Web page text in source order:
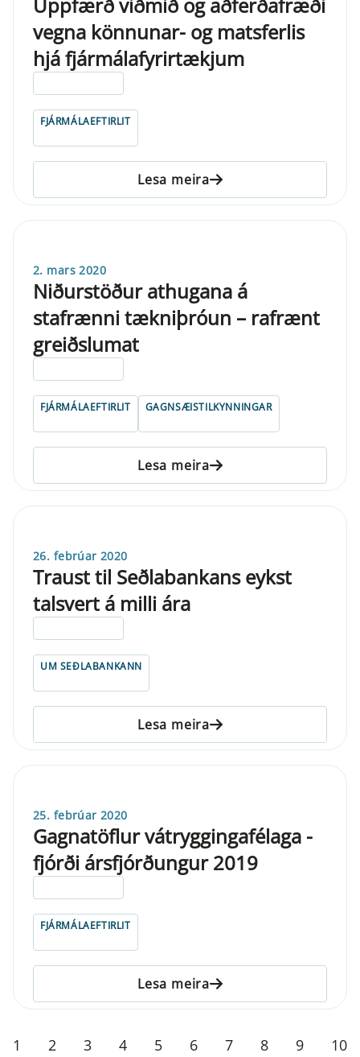
vegna könnunar- og matsferlis
hjá fjármálafyrirtækjum
FJÁRMÁLAEFTIRLIT
Lesa meira
2. mars 2020
Niðurstöður athugana á
stafrænni tækniþróun – rafrænt
greiðslumat
FJÁRMÁLAEFTIRLIT GAGNSÆISTILKYNNINGAR
Lesa meira
26. febrúar 2020
Traust til Seðlabankans eykst
talsvert á milli ára
UM SEÐLABANKANN
Lesa meira
25. febrúar 2020
Gagnatöflur vátryggingafélaga -
fjórði ársfjórðungur 2019
FJÁRMÁLAEFTIRLIT
Lesa meira
1 2 3 4 5 6 7 8 9 10